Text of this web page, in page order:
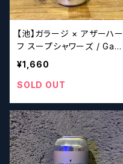
【池】ガラージ × アザーハー
フ スープシャワーズ / Gara
ge × Other Half SOUP S
HOWERS
¥1,660
SOLD OUT